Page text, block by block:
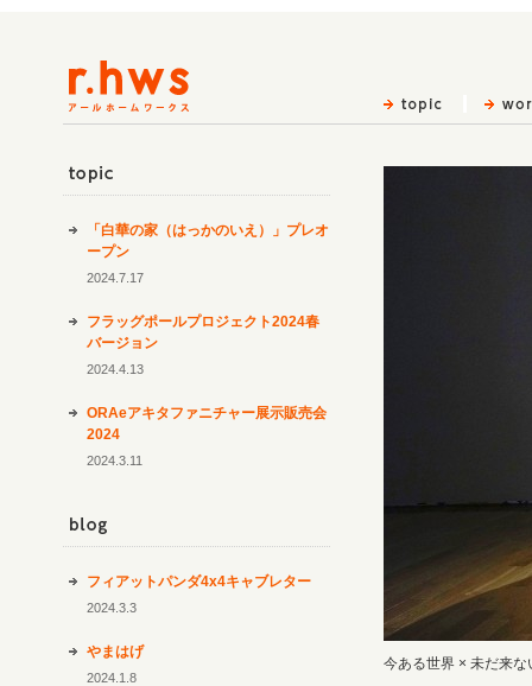
今ある世界 × 未だ来
「白華の家（はっかのいえ）」プレオ
ープン
2024.7.17
フラッグポールプロジェクト2024春
バージョン
2024.4.13
ORAeアキタファニチャー展示販売会
2024
2024.3.11
フィアットパンダ4x4キャブレター
2024.3.3
やまはげ
2024.1.8